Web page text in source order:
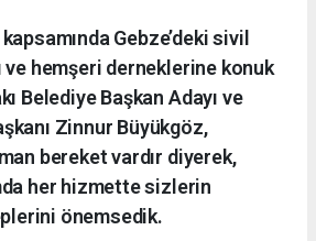
Gebze’deki sivil
hemşeri derneklerine konuk
Belediye Başkan Adayı ve
Zinnur Büyükgöz,
bereket vardır diyerek,
her hizmette sizlerin
önemsedik.